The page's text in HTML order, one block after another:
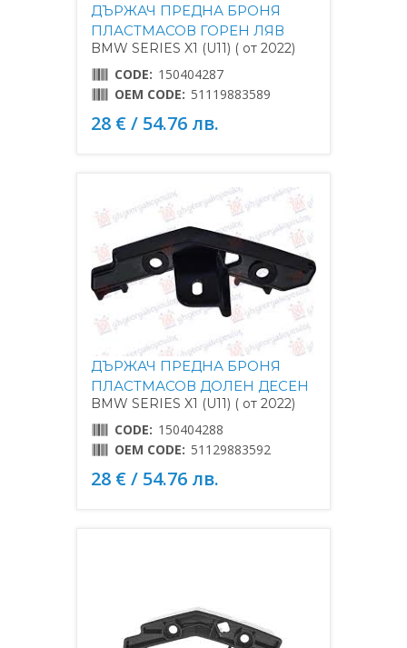
ДЪРЖАЧ ПРЕДНА БРОНЯ
ПЛАСТМАСОВ ГОРЕН ЛЯВ
BMW SERIES X1 (U11) ( от 2022)
CODE: 150404287
OEM CODE: 51119883589
28 € / 54.76 лв.
ДЪРЖАЧ ПРЕДНА БРОНЯ
ПЛАСТМАСОВ ДОЛЕН ДЕСЕН
BMW SERIES X1 (U11) ( от 2022)
CODE: 150404288
OEM CODE: 51129883592
28 € / 54.76 лв.